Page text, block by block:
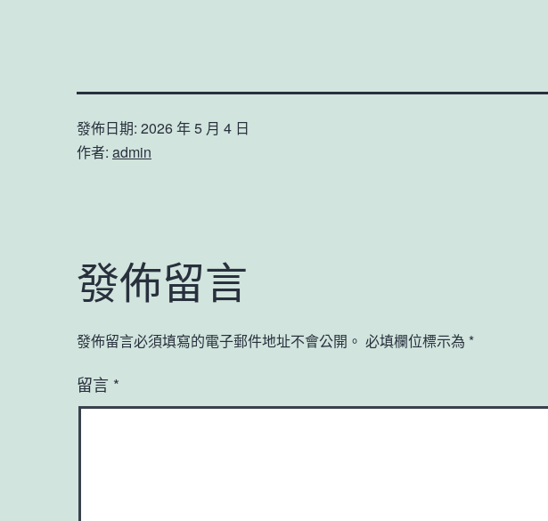
發佈日期: 2026 年 5 月 4 日
作者: admin
發佈留言
發佈留言必須填寫的電子郵件地址不會公開。 必填欄位標示為 *
留言 *